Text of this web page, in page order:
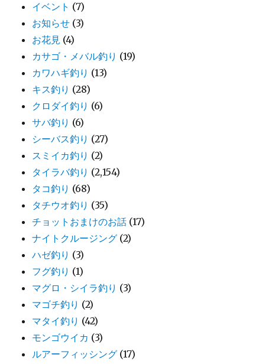
イベント (7)
お知らせ (3)
お花見 (4)
カサゴ・メバル釣り (19)
カワハギ釣り (13)
キス釣り (28)
クロダイ釣り (6)
サバ釣り (6)
シーバス釣り (27)
スミイカ釣り (2)
タイラバ釣り (2,154)
タコ釣り (68)
タチウオ釣り (35)
チョットおまけのお話 (17)
ナイトクルージング (2)
ハゼ釣り (3)
フグ釣り (1)
マグロ・シイラ釣り (3)
マゴチ釣り (2)
マタイ釣り (42)
モンゴウイカ (3)
ルアーフィッシング (17)